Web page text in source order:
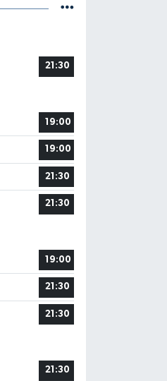
21:30
19:00
19:00
21:30
21:30
19:00
21:30
21:30
21:30